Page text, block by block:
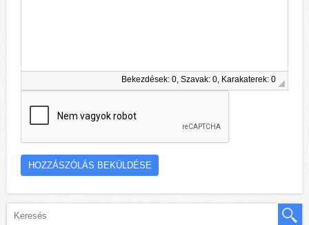
Bekezdések: 0, Szavak: 0, Karakaterek: 0